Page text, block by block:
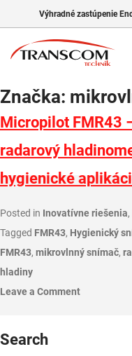
Výhradné zastúpenie
Značka:
Micropilot FMR43
radarový
hygienické
Posted in Inovatívne riešenia,
Tagged FMR43, Hygienický
FMR43, mikrovlnný snímač,
hladiny
Leave a Comment
Search